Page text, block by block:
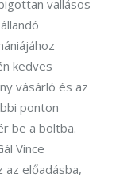
vallásos
kedves
vásárló és az
ponton
be a boltba.
Vince
előadásba,